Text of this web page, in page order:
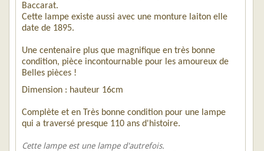
Baccarat.
Cette lampe existe aussi avec une monture laiton elle
date de 1895.
Une centenaire plus que magnifique en très bonne
condition, pièce incontournable pour les amoureux de
Belles pièces !
Dimension : hauteur 16cm
Complète et en Très bonne condition pour une lampe
qui a traversé presque 110 ans d'histoire.
Cette lampe est une lampe d'autrefois.